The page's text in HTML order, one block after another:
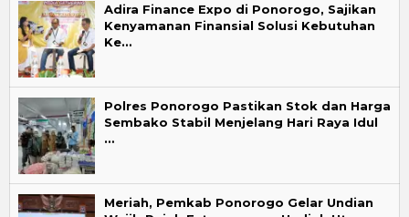
Adira Finance Expo di Ponorogo, Sajikan
Kenyamanan Finansial Solusi Kebutuhan
Ke…
Polres Ponorogo Pastikan Stok dan Harga
Sembako Stabil Menjelang Hari Raya Idul
…
Meriah, Pemkab Ponorogo Gelar Undian